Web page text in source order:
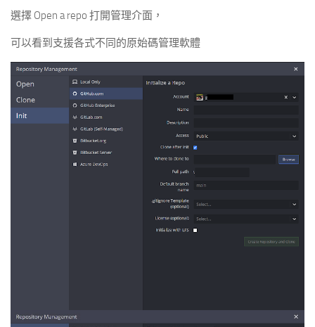
選擇 Open a repo 打開管理介面，
可以看到支援各式不同的原始碼管理軟體